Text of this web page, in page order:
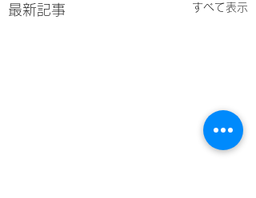
最新記事 すべて表示